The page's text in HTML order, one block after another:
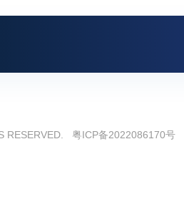
RESERVED. 粤ICP备2022086170号